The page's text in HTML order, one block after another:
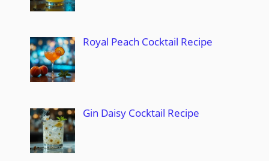
Royal Peach Cocktail Recipe
Gin Daisy Cocktail Recipe